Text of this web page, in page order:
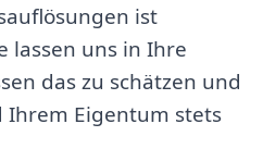
ist
lassen uns in Ihre
das zu schätzen und
Eigentum stets